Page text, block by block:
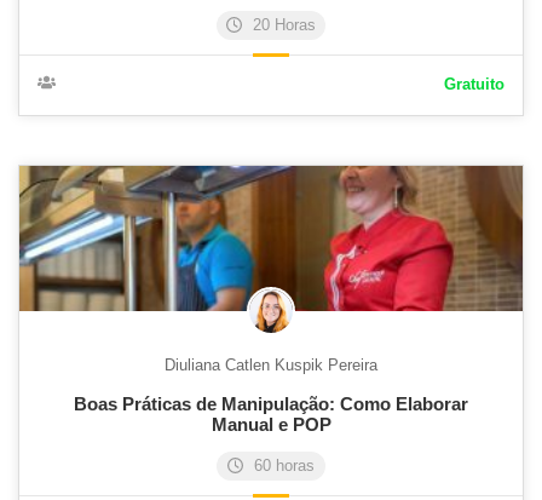
20 Horas
Gratuito
Diuliana Catlen Kuspik Pereira
Boas Práticas de Manipulação: Como Elaborar
Manual e POP
60 horas